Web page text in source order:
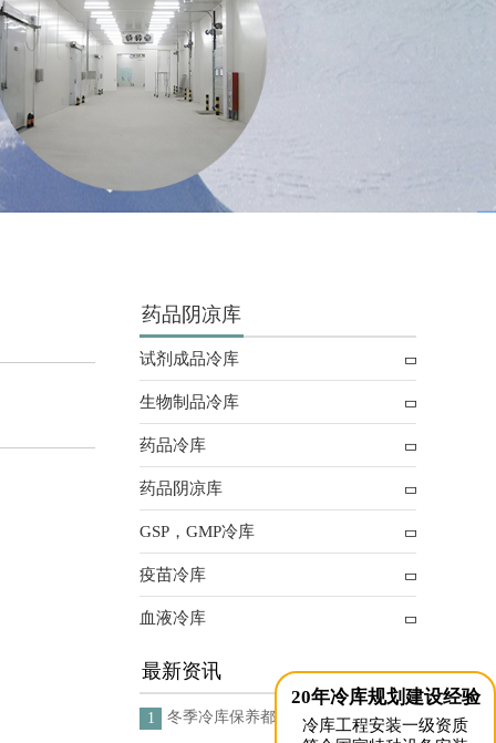
药品阴凉库
试剂成品冷库
生物制品冷库
药品冷库
药品阴凉库
GSP，GMP冷库
疫苗冷库
血液冷库
最新资讯
1 冬季冷库保养都需要做那些？
20年冷库规划建设经验
冷库工程安装一级资质